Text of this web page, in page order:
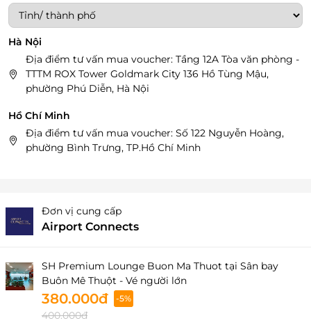
Hà Nội
Địa điểm tư vấn mua voucher: Tầng 12A Tòa văn phòng -
TTTM ROX Tower Goldmark City 136 Hồ Tùng Mậu,
phường Phú Diễn, Hà Nội
Hồ Chí Minh
Địa điểm tư vấn mua voucher: Số 122 Nguyễn Hoàng,
phường Bình Trưng, TP.Hồ Chí Minh
Đơn vị cung cấp
Airport Connects
SH Premium Lounge Buon Ma Thuot tại Sân bay
Buôn Mê Thuột - Vé người lớn
380.000đ -5%
400.000đ